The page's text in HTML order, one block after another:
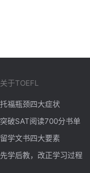
关于TOEFL
托福瓶颈四大症状
突破SAT阅读700分书单
留学文书四大要素
先学后教，改正学习过程